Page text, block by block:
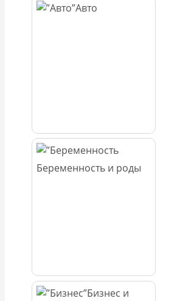
Авто
Беременность и роды
Бизнес и